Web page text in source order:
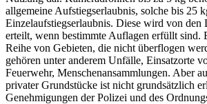
allgemeine Aufstiegserlaubnis, solche bis 25
Einzelaufstiegserlaubnis. Diese wird von den
erteilt, wenn bestimmte Auflagen erfüllt sind.
Reihe von Gebieten, die nicht überflogen
gehören unter anderem Unfälle, Einsatzorte
Feuerwehr, Menschenansammlungen. Aber
privater Grundstücke ist nicht grundsätzlich
Genehmigungen der Polizei und des